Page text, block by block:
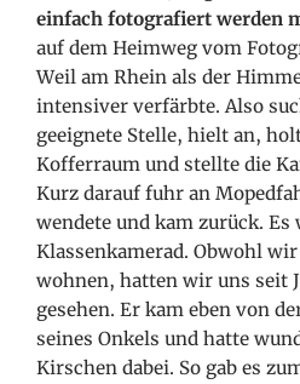
einfach fotografiert werden
auf dem Heimweg vom
Weil am Rhein als der
intensiver verfärbte. Also
geeignete Stelle, hielt an,
Kofferraum und stellte die
Kurz darauf fuhr an
wendete und kam zurück.
Klassenkamerad. Obwohl
wohnen, hatten wir uns seit
gesehen. Er kam eben von
seines Onkels und hatte
Kirschen dabei. So gab es